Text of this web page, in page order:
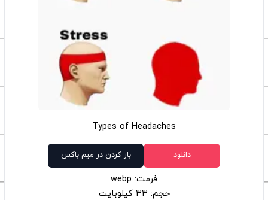
Types of Headaches
دانلود باز کردن در میم باکس
فرمت: webp
حجم: 33 کیلوبایت